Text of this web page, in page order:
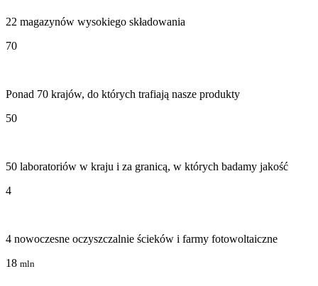
22 magazynów wysokiego składowania
70
Ponad 70 krajów, do których trafiają nasze produkty
50
50 laboratoriów w kraju i za granicą, w których badamy jakość
4
4 nowoczesne oczyszczalnie ścieków i farmy fotowoltaiczne
18 mln